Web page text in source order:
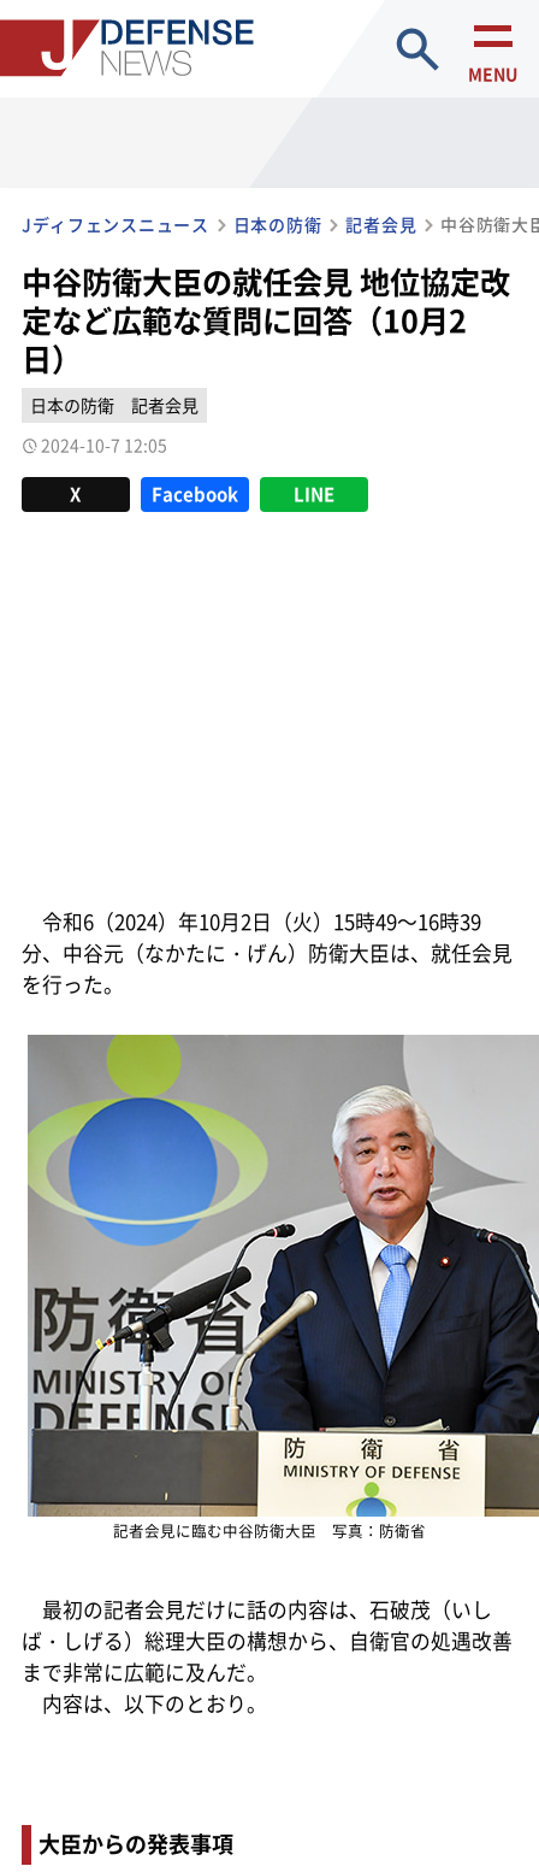
site search
MENU
Jディフェンスニュース 日本の防衛 記者会見
中谷防衛大臣の就任会見 地位協定改
定など広範な質問に回答（10月2
日）
日本の防衛
記者会見
2024-10-7 12:05
X Facebook LINE
令和6（2024）年10月2日（火）15時49～16時39
分、中谷元（なかたに・げん）防衛大臣は、就任会見
を行った。
記者会見に臨む中谷防衛大臣 写真：防衛省
最初の記者会見だけに話の内容は、石破茂（いし
ば・しげる）総理大臣の構想から、自衛官の処遇改善
まで非常に広範に及んだ。
内容は、以下のとおり。
大臣からの発表事項